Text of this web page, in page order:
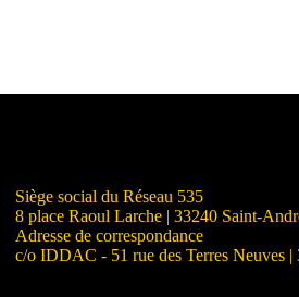
Siège social du Réseau 535
8 place Raoul Larche | 33240 Saint-
Adresse de correspondance
c/o IDDAC - 51 rue des Terres Neuves |